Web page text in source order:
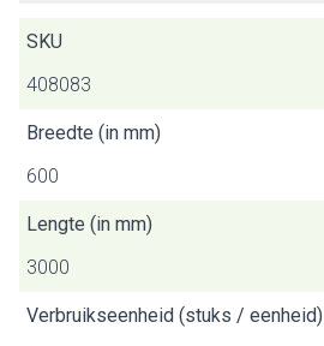
SKU
408083
Breedte (in mm)
600
Lengte (in mm)
3000
Verbruikseenheid (stuks / eenheid)